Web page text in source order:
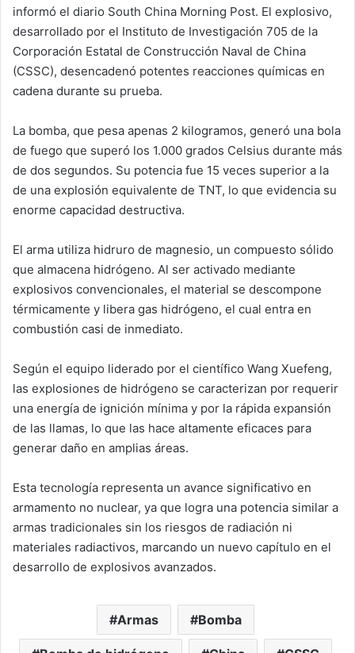
informó el diario South China Morning Post. El explosivo,
desarrollado por el Instituto de Investigación 705 de la
Corporación Estatal de Construcción Naval de China
(CSSC), desencadenó potentes reacciones químicas en
cadena durante su prueba.
La bomba, que pesa apenas 2 kilogramos, generó una bola
de fuego que superó los 1.000 grados Celsius durante más
de dos segundos. Su potencia fue 15 veces superior a la
de una explosión equivalente de TNT, lo que evidencia su
enorme capacidad destructiva.
El arma utiliza hidruro de magnesio, un compuesto sólido
que almacena hidrógeno. Al ser activado mediante
explosivos convencionales, el material se descompone
térmicamente y libera gas hidrógeno, el cual entra en
combustión casi de inmediato.
Según el equipo liderado por el científico Wang Xuefeng,
las explosiones de hidrógeno se caracterizan por requerir
una energía de ignición mínima y por la rápida expansión
de las llamas, lo que las hace altamente eficaces para
generar daño en amplias áreas.
Esta tecnología representa un avance significativo en
armamento no nuclear, ya que logra una potencia similar a
armas tradicionales sin los riesgos de radiación ni
materiales radiactivos, marcando un nuevo capítulo en el
desarrollo de explosivos avanzados.
Armas Bomba